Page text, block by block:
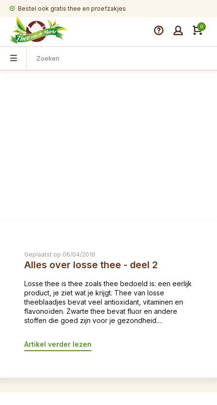
Bestel ook gratis thee en proefzakjes
0
Geplaatst op 06/04/2016
Alles over losse thee - deel 2
Losse thee is thee zoals thee bedoeld is: een eerlijk
product, je ziet wat je krijgt. Thee van losse
theeblaadjes bevat veel antioxidant, vitaminen en
flavonoïden. Zwarte thee bevat fluor en andere
stoffen die goed zijn voor je gezondheid....
Artikel verder lezen